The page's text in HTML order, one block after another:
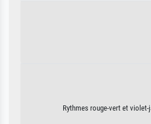
Rythmes rouge-vert et